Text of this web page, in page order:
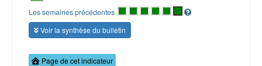
Les semaines précédentes
Voir la synthèse du bulletin
Page de cet indicateur